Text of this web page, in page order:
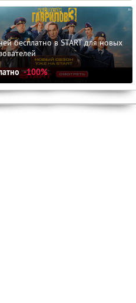
бесплатно в START для новых
-100%